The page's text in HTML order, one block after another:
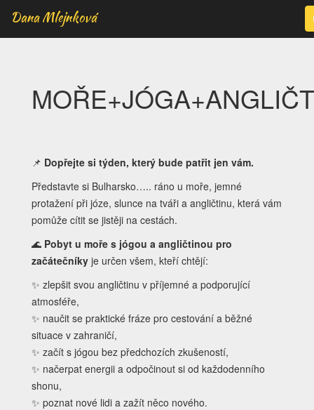
Dana Mlejnková
📌 Dopřejte si týden, který bude patřit jen vám.
Představte si Bulharsko….. ráno u moře, jemné
protažení při józe, slunce na tváři a angličtinu, která vám
pomůže cítit se jistěji na cestách.
🌊 Pobyt u moře s jógou a angličtinou pro
začátečníky je určen všem, kteří chtějí:
✨ zlepšit svou angličtinu v příjemné a podporující
atmosféře,
✨ naučit se praktické fráze pro cestování a běžné
situace v zahraničí,
✨ začít s jógou bez předchozích zkušeností,
✨ načerpat energii a odpočinout si od každodenního
shonu,
✨ poznat nové lidi a zažít něco nového.